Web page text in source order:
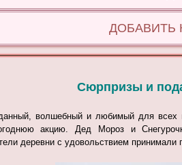
ДОБАВИТЬ
Сюрпризы и
волшебный и любимый для всех
акцию. Дед Мороз и
деревни с удовольствием принимали